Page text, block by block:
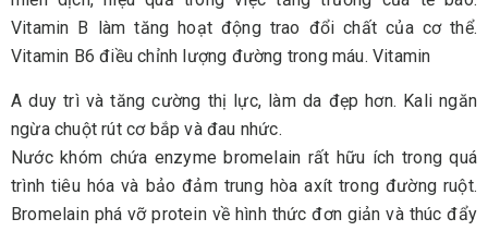
Vitamin B làm tăng hoạt động trao đổi chất của cơ thể.
Vitamin B6 điều chỉnh lượng đường trong máu. Vitamin
A duy trì và tăng cường thị lực, làm da đẹp hơn. Kali ngăn
ngừa chuột rút cơ bắp và đau nhức.
Nước khóm chứa enzyme bromelain rất hữu ích trong quá
trình tiêu hóa và bảo đảm trung hòa axít trong đường ruột.
Bromelain phá vỡ protein về hình thức đơn giản và thúc đẩy